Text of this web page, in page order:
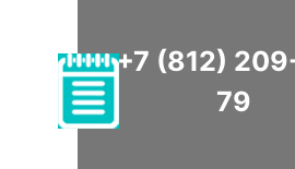
+7 (812)
79